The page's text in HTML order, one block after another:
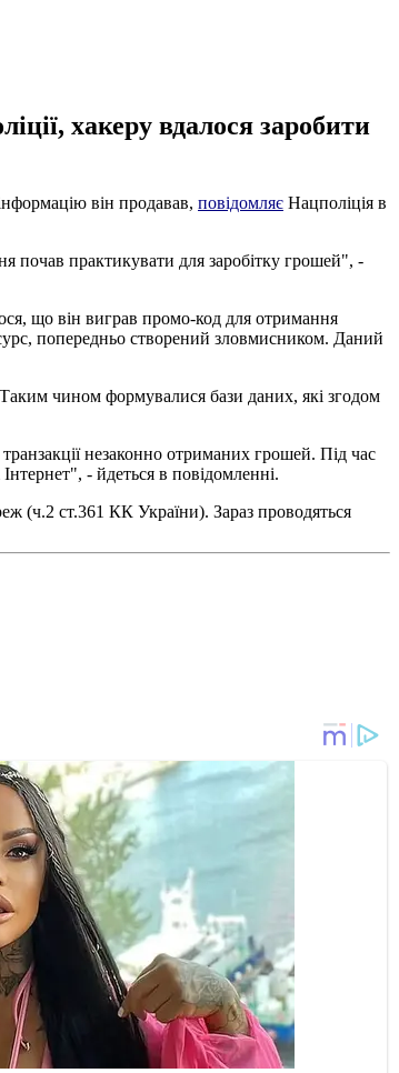
хакеру вдалося заробити
він продавав, повідомляє Нацполіція в
почав практикувати для заробітку грошей", -
що він виграв промо-код для отримання
попередньо створений зловмисником. Даний
Таким чином формувалися бази даних, які згодом
незаконно отриманих грошей. Під час
- йдеться в повідомленні.
(ч.2 ст.361 КК України). Зараз проводяться